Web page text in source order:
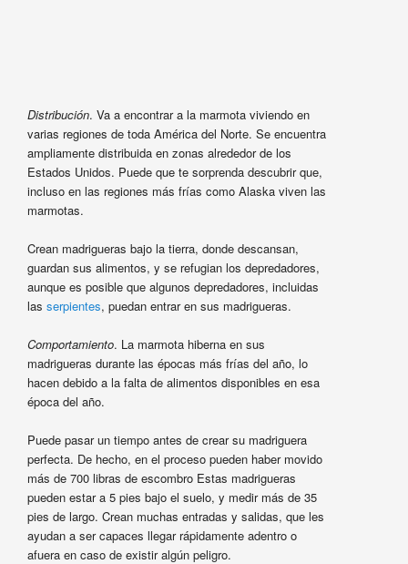
Distribución. Va a encontrar a la marmota viviendo en
varias regiones de toda América del Norte. Se encuentra
ampliamente distribuida en zonas alrededor de los
Estados Unidos. Puede que te sorprenda descubrir que,
incluso en las regiones más frías como Alaska viven las
marmotas.
Crean madrigueras bajo la tierra, donde descansan,
guardan sus alimentos, y se refugian los depredadores,
aunque es posible que algunos depredadores, incluidas
las serpientes, puedan entrar en sus madrigueras.
Comportamiento. La marmota hiberna en sus
madrigueras durante las épocas más frías del año, lo
hacen debido a la falta de alimentos disponibles en esa
época del año.
Puede pasar un tiempo antes de crear su madriguera
perfecta. De hecho, en el proceso pueden haber movido
más de 700 libras de escombro Estas madrigueras
pueden estar a 5 pies bajo el suelo, y medir más de 35
pies de largo. Crean muchas entradas y salidas, que les
ayudan a ser capaces llegar rápidamente adentro o
afuera en caso de existir algún peligro.